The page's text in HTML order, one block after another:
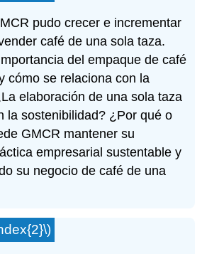
pudo crecer e incrementar
café de una sola taza.
del empaque de café
cómo se relaciona con la
elaboración de una sola taza
la sostenibilidad? ¿Por qué o
GMCR mantener su
empresarial sustentable y
su negocio de café de una